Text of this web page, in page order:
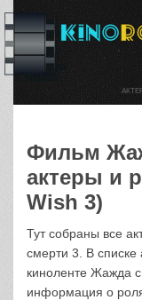
Фильм
актеры и
Wish 3)
Тут собраны все
смерти 3. В списке
киноленте Жажда
информация о